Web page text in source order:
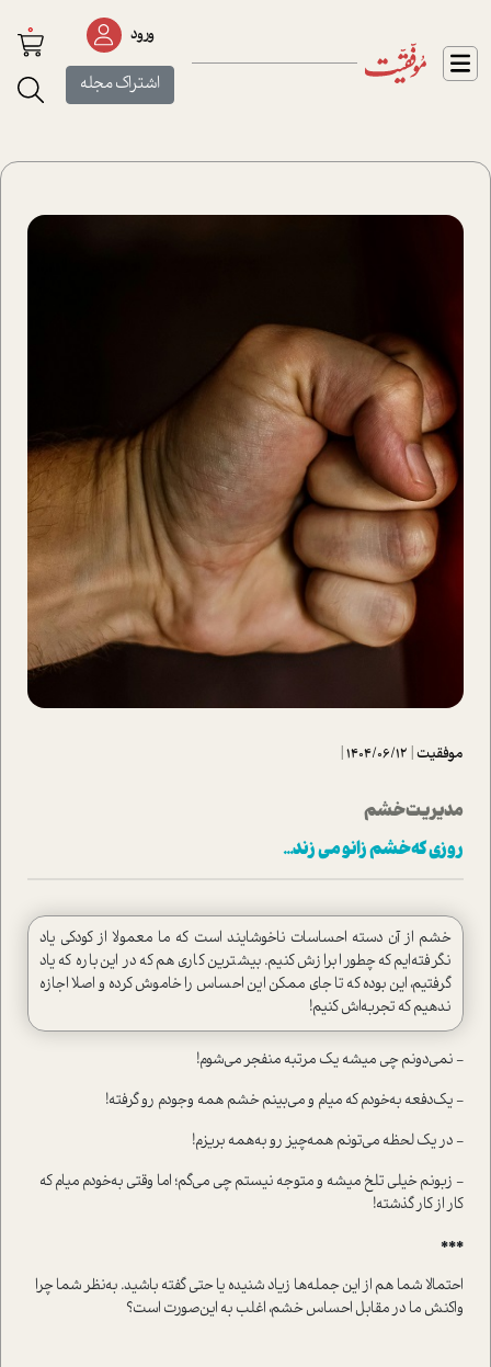
ورود
اشتراک مجله
0
موفقیت|
1404/06/12
|
مدیریت خشم
روزی که خشم زانو می زند...
خشم از آن دسته احساسات ناخوشایند ا‌ست که ما معمولا از کودکی یاد
نگرفته‌ایم که چطور ابرازش کنیم. بیشترین کاری هم که در این‌باره که یاد
گرفتیم، این بوده که تا جای ممکن این احساس را خاموش کرده و اصلا اجازه
ندهیم که تجربه‌اش کنیم!
- نمی‌دونم چی میشه یک مرتبه منفجر می‌شوم!
- یک‌دفعه به‌خودم که میام و می‌بینم خشم همه وجودم رو گرفته!
- در یک لحظه می‌تونم همه‌چیز رو به‌همه بریزم!
- زبونم خیلی تلخ میشه و متوجه نیستم چی می‌گم؛ اما وقتی به‌خودم میام که
کار از کار گذشته!
***
احتمالا شما هم از این جمله‌ها زیاد شنیده یا حتی گفته باشید. به‌نظر شما چرا
واکنش ما در مقابل احساس خشم، اغلب به این‌صورت ا‌ست؟